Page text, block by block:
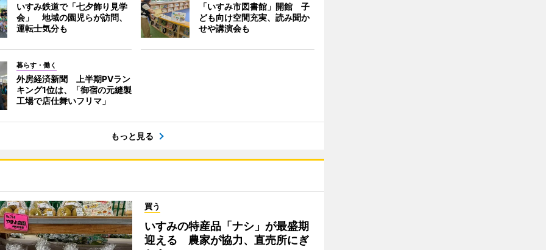
いすみ鉄道で「七夕飾り見学
会」 地域の園児らが訪問、
運転士気分も
「いすみ市図書館」開館 子
ども向け空間充実、読み聞か
せや講演会も
暮らす・働く
外房経済新聞 上半期PVラン
キング1位は、「御宿の元縫製
工場で店仕舞いフリマ」
もっと見る
買う
いすみの特産品「ナシ」が最盛期
迎える 農家が協力、直売所にぎ